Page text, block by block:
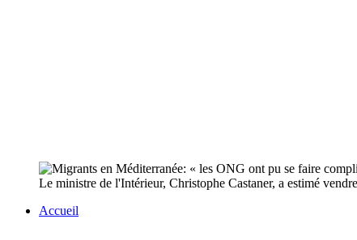
Le ministre de l'Intérieur, Christophe Castaner, a estimé
Accueil